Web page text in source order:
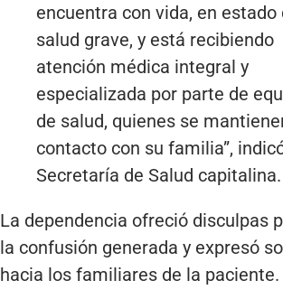
encuentra con vida, en estado
salud grave, y está recibiendo
atención médica integral y
especializada por parte de
de salud, quienes se
contacto con su familia”,
Secretaría de Salud capitalina.
La dependencia ofreció disculpas
la confusión generada y expresó
hacia los familiares de la paciente.